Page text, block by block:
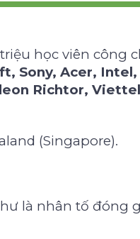
học viên công
Sony, Acer, Intel,
Richtor,
(Singapore).
là nhân tố đóng